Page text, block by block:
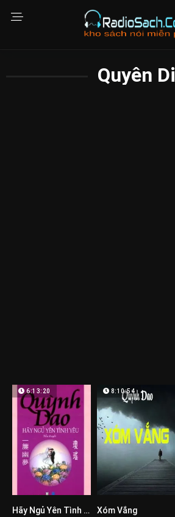
Quyên Di
0
6:13:20
Hãy Ngủ Yên Tình Yêu
8:10:54
Xóm Vắng